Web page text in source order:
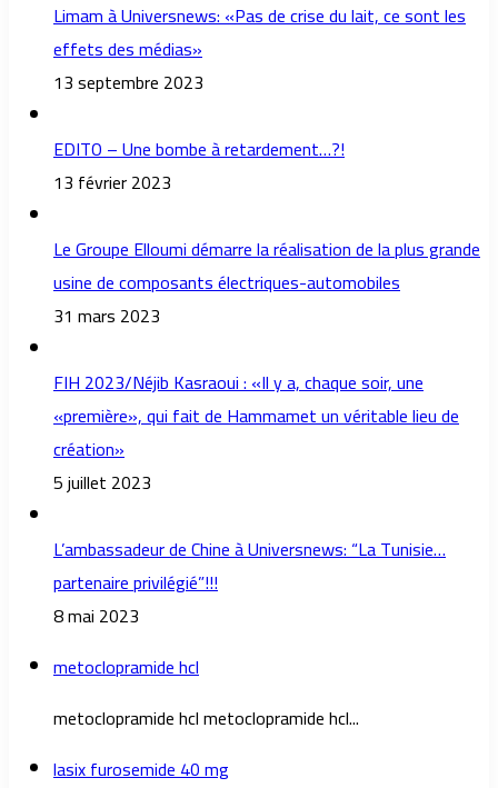
Limam à Universnews: «Pas de crise du lait, ce sont les
effets des médias»
13 septembre 2023
EDITO – Une bombe à retardement…?!
13 février 2023
Le Groupe Elloumi démarre la réalisation de la plus grande
usine de composants électriques-automobiles
31 mars 2023
FIH 2023/Néjib Kasraoui : «Il y a, chaque soir, une
«première», qui fait de Hammamet un véritable lieu de
création»
5 juillet 2023
L’ambassadeur de Chine à Universnews: “La Tunisie…
partenaire privilégié”!!!
8 mai 2023
metoclopramide hcl
metoclopramide hcl metoclopramide hcl...
lasix furosemide 40 mg